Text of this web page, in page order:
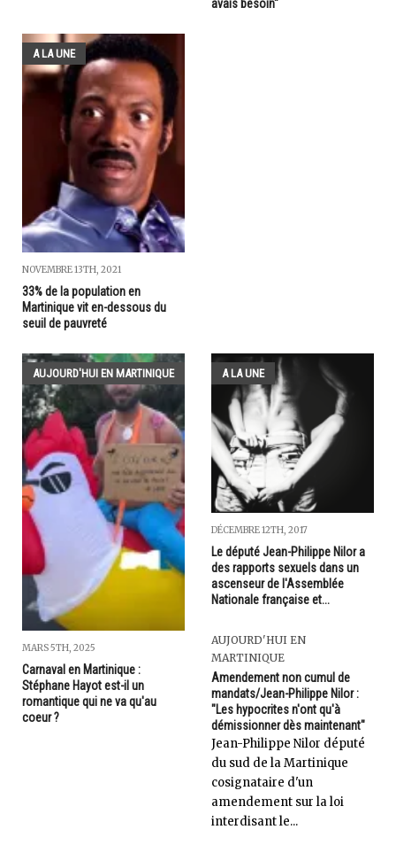
avais besoin"
A LA UNE
NOVEMBRE 13TH, 2021
33% de la population en
Martinique vit en-dessous du
seuil de pauvreté
AUJOURD'HUI EN MARTINIQUE
MARS 5TH, 2025
Carnaval en Martinique :
Stéphane Hayot est-il un
romantique qui ne va qu'au
coeur ?
A LA UNE
DÉCEMBRE 12TH, 2017
Le député Jean-Philippe Nilor a
des rapports sexuels dans un
ascenseur de l'Assemblée
Nationale française et...
AUJOURD'HUI EN
MARTINIQUE
Amendement non cumul de
mandats/Jean-Philippe Nilor :
"Les hypocrites n'ont qu'à
démissionner dès maintenant"
Jean-Philippe Nilor député
du sud de la Martinique
cosignataire d'un
amendement sur la loi
interdisant le...